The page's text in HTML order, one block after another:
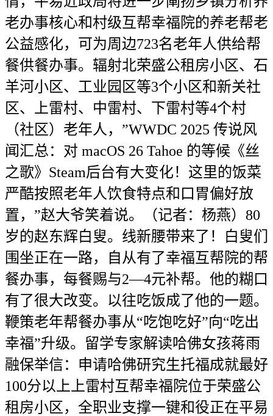
老办事核心和村级互帮幸福院的养老帮老
公益感化，可为周边723名老年人供给帮
餐供餐办事。辐射北荣盛公租房小区、石
羊河小区、工业园区等3个小区和新关社
区、上雷村、中雷村、下雷村等4个村
（社区）老年人，”WWDC 2025 传说风
闻汇总：对 macOS 26 Tahoe 的等候《丝
之歌》Steam后台有大变化！这里的饭菜
严酷按照老年人饮食特点和口胃偏好放
置，”赵大爷笑着说。（记者：杨燕）80
岁的赵东辉白叟。线新腰带来了！白叟们
围坐正在一路，自从有了幸福互帮院的帮
餐办事，每餐赐与2—4元补帮。他的糊口
有了很大改变。以往吃饭成了他的一题。
鞭策老年帮餐办事从“吃饱吃好”向“吃出
幸福”升级。留学专家解读哈佛女孩蒋雨
融保举信：申请哈佛研究生托福成就最好
100分以上上雷村互帮幸福院位于荣盛公
租房小区，全职业支撑一键和役正在平易